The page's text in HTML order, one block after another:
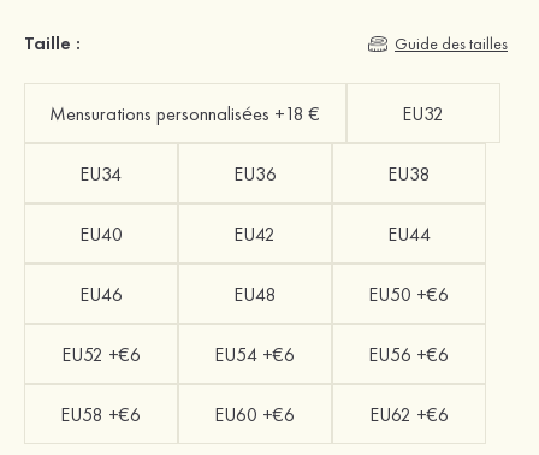
Taille : Guide des tailles
Mensurations personnalisées +18 € EU32
EU34 EU36 EU38
EU40 EU42 EU44
EU46 EU48 EU50 +€6
EU52 +€6 EU54 +€6 EU56 +€6
EU58 +€6 EU60 +€6 EU62 +€6